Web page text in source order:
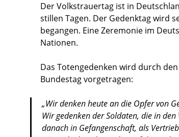
Der Volkstrauertag ist in
stillen Tagen. Der Gedenktag wird
begangen. Eine Zeremonie im
Nationen.
Das Totengedenken wird durch
Bundestag vorgetragen:
„Wir denken heute an die Opfer von
Wir gedenken der Soldaten, die in
danach in Gefangenschaft, als